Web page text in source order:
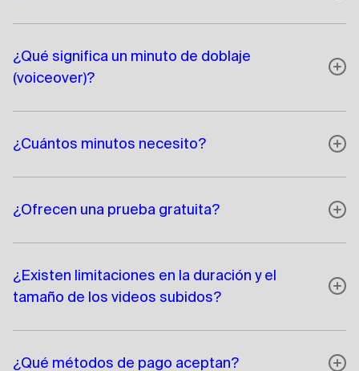
¿Qué significa un minuto de doblaje
(voiceover)?
¿Cuántos minutos necesito?
¿Ofrecen una prueba gratuita?
¿Existen limitaciones en la duración y el
tamaño de los videos subidos?
¿Qué métodos de pago aceptan?